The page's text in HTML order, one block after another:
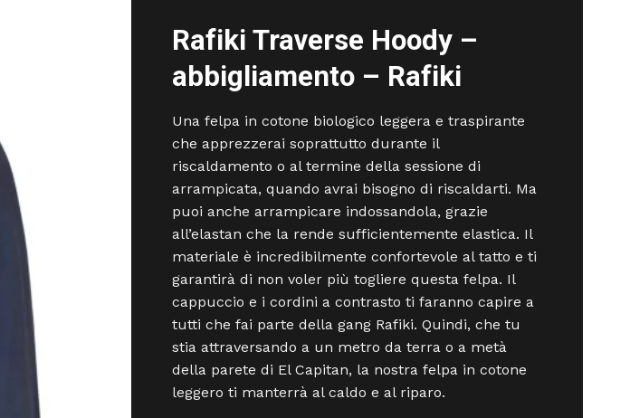
Rafiki Traverse Hoody –
abbigliamento – Rafiki
Una felpa in cotone biologico leggera e traspirante
che apprezzerai soprattutto durante il
riscaldamento o al termine della sessione di
arrampicata, quando avrai bisogno di riscaldarti. Ma
puoi anche arrampicare indossandola, grazie
all’elastan che la rende sufficientemente elastica. Il
materiale è incredibilmente confortevole al tatto e ti
garantirà di non voler più togliere questa felpa. Il
cappuccio e i cordini a contrasto ti faranno capire a
tutti che fai parte della gang Rafiki. Quindi, che tu
stia attraversando a un metro da terra o a metà
della parete di El Capitan, la nostra felpa in cotone
leggero ti manterrà al caldo e al riparo.